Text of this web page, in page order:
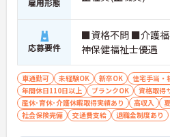
雇用形態
応募要件
■資格不問 ■介護福
神保健福祉士優遇
車通勤可 未経験OK 新卒OK 住宅手当・
年間休日110日以上
ブランクOK 資格取得
産休･育休･介護休暇取得実績あり
高収入
社会保険完備
交通費支給 退職金制度あり